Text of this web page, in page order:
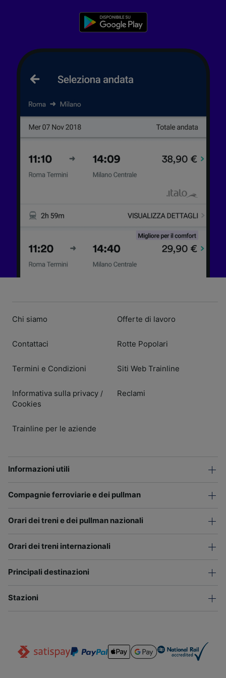
Chi siamo
Contattaci
Termini e Condizioni
Informativa sulla privacy /
Cookies
Trainline per le aziende
Offerte di lavoro
Rotte Popolari
Siti Web Trainline
Reclami
Informazioni utili
Compagnie ferroviarie e dei pullman
Orari dei treni e dei pullman nazionali
Orari dei treni internazionali
Principali destinazioni
Stazioni
Noi e i nostri partner trattiamo i dati per
Scansione attiva delle caratteristiche del
Archiviare informazioni su dispositivo e/o
accedervi. Pubblicità e contenuti
dei contenuti e degli annunci, ricerche sul
pubblico, sviluppo di servizi.
Elenco dei partner (fornitori)